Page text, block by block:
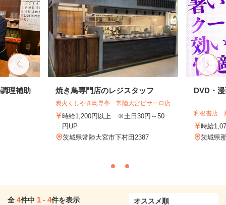
理補助 焼き鳥専門店のレジスタッフ
炭火くしやき鳥専亭 常陸大宮ピサーロ店
時給1,200円以上 ※土日30円～50
円UP
茨城県常陸大宮市下村田2387
DVD・
利根書店
時給
茨城県
全 4件中 1 - 4件を表示